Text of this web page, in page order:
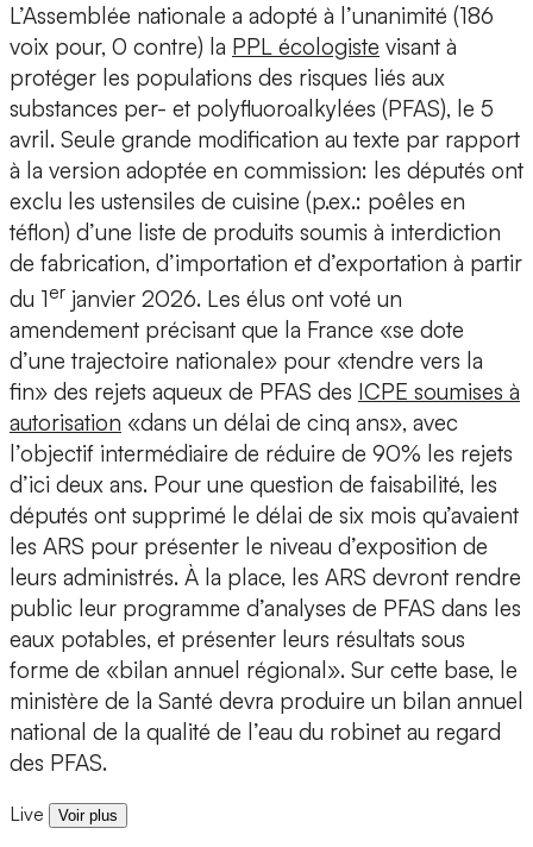
L’Assemblée nationale a adopté à l’unanimité (186
voix pour, 0 contre) la PPL écologiste visant à
protéger les populations des risques liés aux
substances per- et polyfluoroalkylées (PFAS), le 5
avril. Seule grande modification au texte par rapport
à la version adoptée en commission: les députés ont
exclu les ustensiles de cuisine (p.ex.: poêles en
téflon) d’une liste de produits soumis à interdiction
de fabrication, d’importation et d’exportation à partir
du 1er janvier 2026. Les élus ont voté un
amendement précisant que la France «se dote
d’une trajectoire nationale» pour «tendre vers la
fin» des rejets aqueux de PFAS des ICPE soumises à
autorisation «dans un délai de cinq ans», avec
l’objectif intermédiaire de réduire de 90% les rejets
d’ici deux ans. Pour une question de faisabilité, les
députés ont supprimé le délai de six mois qu’avaient
les ARS pour présenter le niveau d’exposition de
leurs administrés. À la place, les ARS devront rendre
public leur programme d’analyses de PFAS dans les
eaux potables, et présenter leurs résultats sous
forme de «bilan annuel régional». Sur cette base, le
ministère de la Santé devra produire un bilan annuel
national de la qualité de l’eau du robinet au regard
des PFAS.
Live Voir plus